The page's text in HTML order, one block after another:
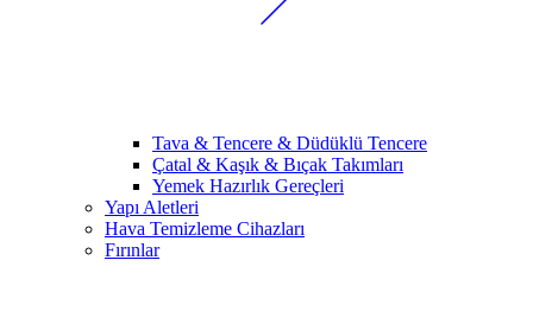
Tava & Tencere & Düdüklü Tencere
Çatal & Kaşık & Bıçak Takımları
Yemek Hazırlık Gereçleri
Yapı Aletleri
Hava Temizleme Cihazları
Fırınlar